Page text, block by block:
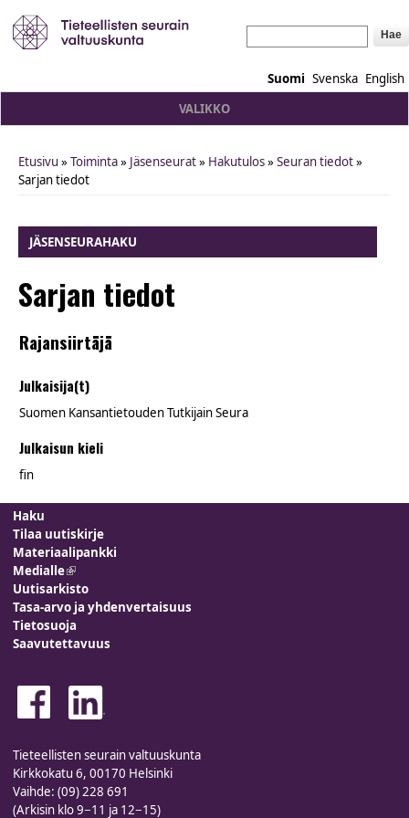
Suomi Svenska English
VALIKKO
You are here
Etusivu»Toiminta» Jäsenseurat» Hakutulos»Seuran tiedot»
Sarjan tiedot
JÄSENSEURAHAKU
Sarjan tiedot
Rajansiirtäjä
Julkaisija(t)
Suomen Kansantietouden Tutkijain Seura
Julkaisun kieli
fin
Haku
Tilaa uutiskirje
Materiaalipankki
Medialle(link is external)
Uutisarkisto
Tasa-arvo ja yhdenvertaisuus
Tietosuoja
Saavutettavuus
Tieteellisten seurain valtuuskunta
Kirkkokatu 6, 00170 Helsinki
Vaihde: (09) 228 691
(Arkisin klo 9−11 ja 12−15)